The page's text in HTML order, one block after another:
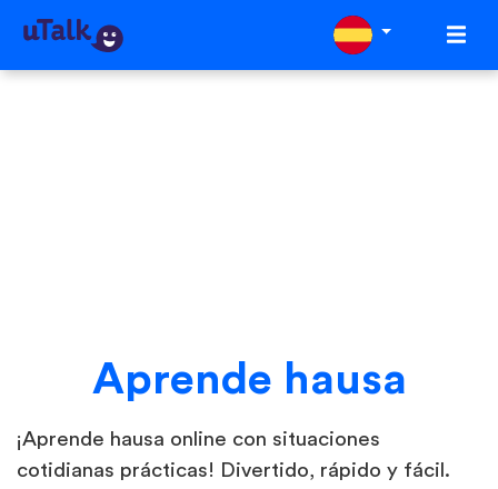
Aprende hausa
¡Aprende hausa online con situaciones
cotidianas prácticas! Divertido, rápido y fácil.